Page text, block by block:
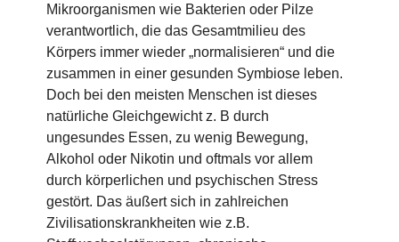
Mikroorganismen wie Bakterien oder Pilze
verantwortlich, die das Gesamtmilieu des
Körpers immer wieder „normalisieren“ und die
zusammen in einer gesunden Symbiose leben.
Doch bei den meisten Menschen ist dieses
natürliche Gleichgewicht z. B durch
ungesundes Essen, zu wenig Bewegung,
Alkohol oder Nikotin und oftmals vor allem
durch körperlichen und psychischen Stress
gestört. Das äußert sich in zahlreichen
Zivilisationskrankheiten wie z.B.